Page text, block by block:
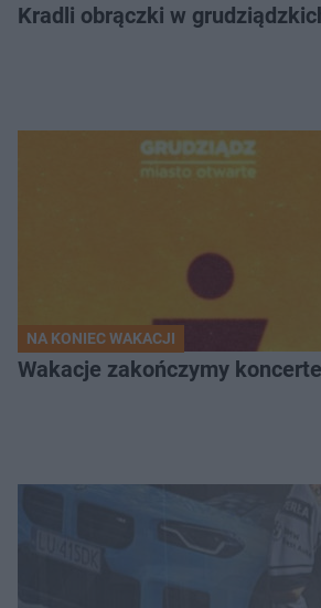
Kradli obrączki w
NA KONIEC WAKACJI
Wakacje zakończymy